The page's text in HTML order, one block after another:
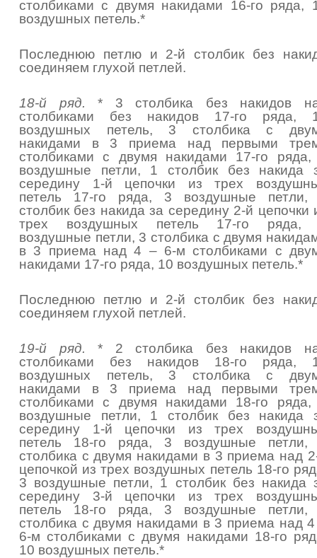
столбиками с двумя накидами 16-го ряда,
воздушных петель.*
Последнюю петлю и 2-й столбик без
соединяем глухой петлей.
18-й ряд. * 3 столбика без накидов
столбиками без накидов 17-го ряда,
воздушных петель, 3 столбика с
накидами в 3 приема над первыми
столбиками с двумя накидами 17-го
воздушные петли, 1 столбик без накида
середину 1-й цепочки из трех
петель 17-го ряда, 3 воздушные петли,
столбик без накида за середину 2-й цепочки
трех воздушных петель 17-го ряда,
воздушные петли, 3 столбика с двумя
в 3 приема над 4 – 6-м столбиками с
накидами 17-го ряда, 10 воздушных петель.*
Последнюю петлю и 2-й столбик без
соединяем глухой петлей.
19-й ряд. * 2 столбика без накидов
столбиками без накидов 18-го ряда,
воздушных петель, 3 столбика с
накидами в 3 приема над первыми
столбиками с двумя накидами 18-го
воздушные петли, 1 столбик без накида
середину 1-й цепочки из трех
петель 18-го ряда, 3 воздушные петли,
столбика с двумя накидами в 3 приема над
цепочкой из трех воздушных петель 18-го
3 воздушные петли, 1 столбик без накида
середину 3-й цепочки из трех
петель 18-го ряда, 3 воздушные петли,
столбика с двумя накидами в 3 приема над
6-м столбиками с двумя накидами 18-го
10 воздушных петель.*